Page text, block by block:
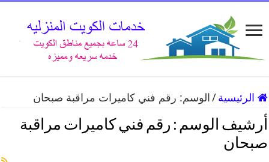
الرئيسية / الوسم: رقم فني كاميرات مراقبة صبحان
أرشيف الوسم : رقم فني كاميرات مراقبة
صبحان